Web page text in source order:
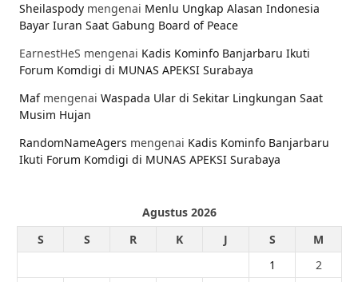
Sheilaspody mengenai Menlu Ungkap Alasan Indonesia
Bayar Iuran Saat Gabung Board of Peace
EarnestHeS mengenai Kadis Kominfo Banjarbaru Ikuti
Forum Komdigi di MUNAS APEKSI Surabaya
Mafmengenai Waspada Ular di Sekitar Lingkungan Saat
Musim Hujan
RandomNameAgers mengenai Kadis Kominfo Banjarbaru
Ikuti Forum Komdigi di MUNAS APEKSI Surabaya
Agustus 2026
S
S R K J S
M
1
2